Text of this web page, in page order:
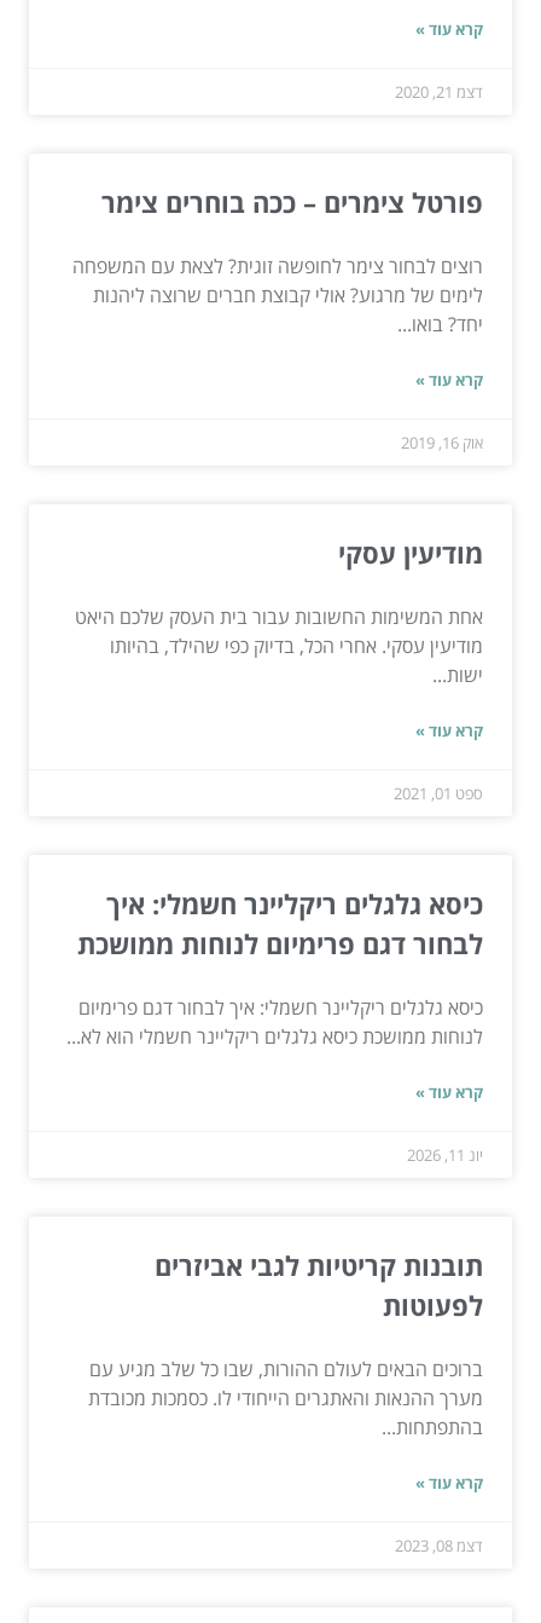
קרא עוד »
דצמ 21, 2020
פורטל צימרים – ככה בוחרים צימר
רוצים לבחור צימר לחופשה זוגית? לצאת עם המשפחה
לימים של מרגוע? אולי קבוצת חברים שרוצה ליהנות
יחד? בואו...
קרא עוד »
אוק 16, 2019
מודיעין עסקי
אחת המשימות החשובות עבור בית העסק שלכם היאט
מודיעין עסקי. אחרי הכל, בדיוק כפי שהילד, בהיותו
ישות...
קרא עוד »
ספט 01, 2021
כיסא גלגלים ריקליינר חשמלי: איך
לבחור דגם פרימיום לנוחות ממושכת
כיסא גלגלים ריקליינר חשמלי: איך לבחור דגם פרימיום
לנוחות ממושכת כיסא גלגלים ריקליינר חשמלי הוא לא...
קרא עוד »
יונ 11, 2026
תובנות קריטיות לגבי אביזרים
לפעוטות
ברוכים הבאים לעולם ההורות, שבו כל שלב מגיע עם
מערך ההנאות והאתגרים הייחודי לו. כסמכות מכובדת
בהתפתחות...
קרא עוד »
דצמ 08, 2023